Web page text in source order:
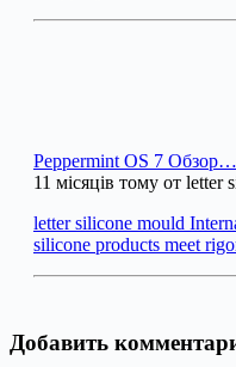
Peppermint OS 7 Обзор…
11 місяців тому от letter
letter silicone mould
silicone products meet
Добавить